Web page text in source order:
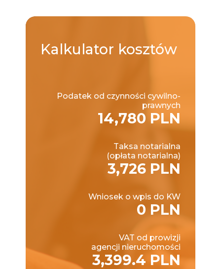
Kalkulator kosztów
Podatek od czynności cywilno-
prawnych
14,780 PLN
Taksa notarialna
(opłata notarialna)
3,726 PLN
Wniosek o wpis do KW
0 PLN
VAT od prowizji
agencji nieruchomości
3,399.4 PLN